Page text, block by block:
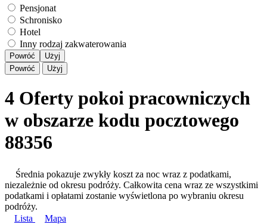
Pensjonat
Schronisko
Hotel
Inny rodzaj zakwaterowania
Powróć
Użyj
Powróć
Użyj
4 Oferty pokoi pracowniczych
w obszarze kodu pocztowego
88356
Średnia pokazuje zwykły koszt za noc wraz z podatkami,
niezależnie od okresu podróży. Całkowita cena wraz ze wszystkimi
podatkami i opłatami zostanie wyświetlona po wybraniu okresu
podróży.
Lista
Mapa